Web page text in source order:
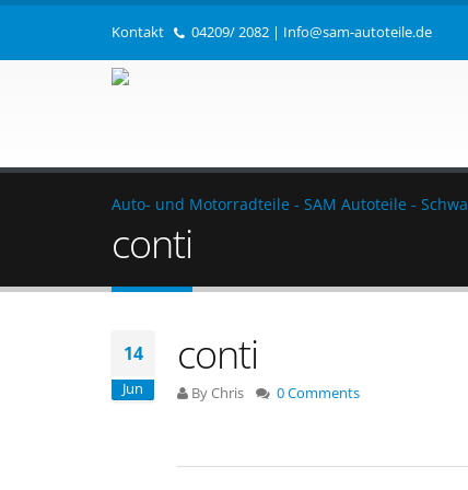
Kontakt 04209/ 2082 | Info@sam-autoteile.de
Auto- und Motorradteile - SAM Autoteile -
conti
14
Jun
conti
By Chris 0 Comments